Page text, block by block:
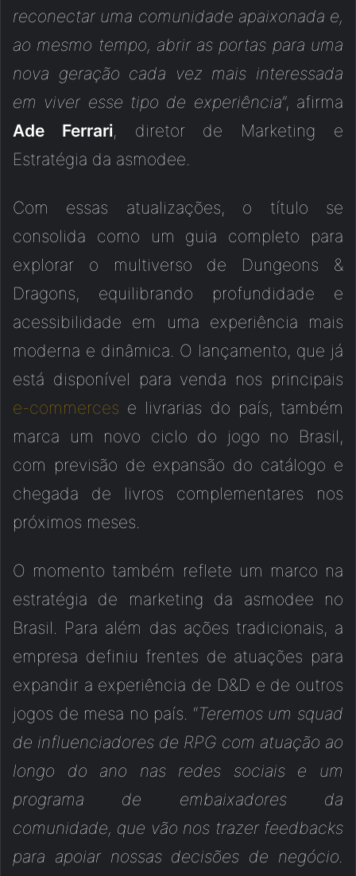
reconectar uma comunidade apaixonada e,
ao mesmo tempo, abrir as portas para uma
nova geração cada vez mais interessada
em viver esse tipo de experiência”, afirma
Ade Ferrari, diretor de Marketing e
Estratégia da asmodee.
Com essas atualizações, o título se
consolida como um guia completo para
explorar o multiverso de Dungeons &
Dragons, equilibrando profundidade e
acessibilidade em uma experiência mais
moderna e dinâmica. O lançamento, que já
está disponível para venda nos principais
e-commerces e livrarias do país, também
marca um novo ciclo do jogo no Brasil,
com previsão de expansão do catálogo e
chegada de livros complementares nos
próximos meses.
O momento também reflete um marco na
estratégia de marketing da asmodee no
Brasil. Para além das ações tradicionais, a
empresa definiu frentes de atuações para
expandir a experiência de D&D e de outros
jogos de mesa no país. “Teremos um squad
de influenciadores de RPG com atuação ao
longo do ano nas redes sociais e um
programa de embaixadores da
comunidade, que vão nos trazer feedbacks
para apoiar nossas decisões de negócio.